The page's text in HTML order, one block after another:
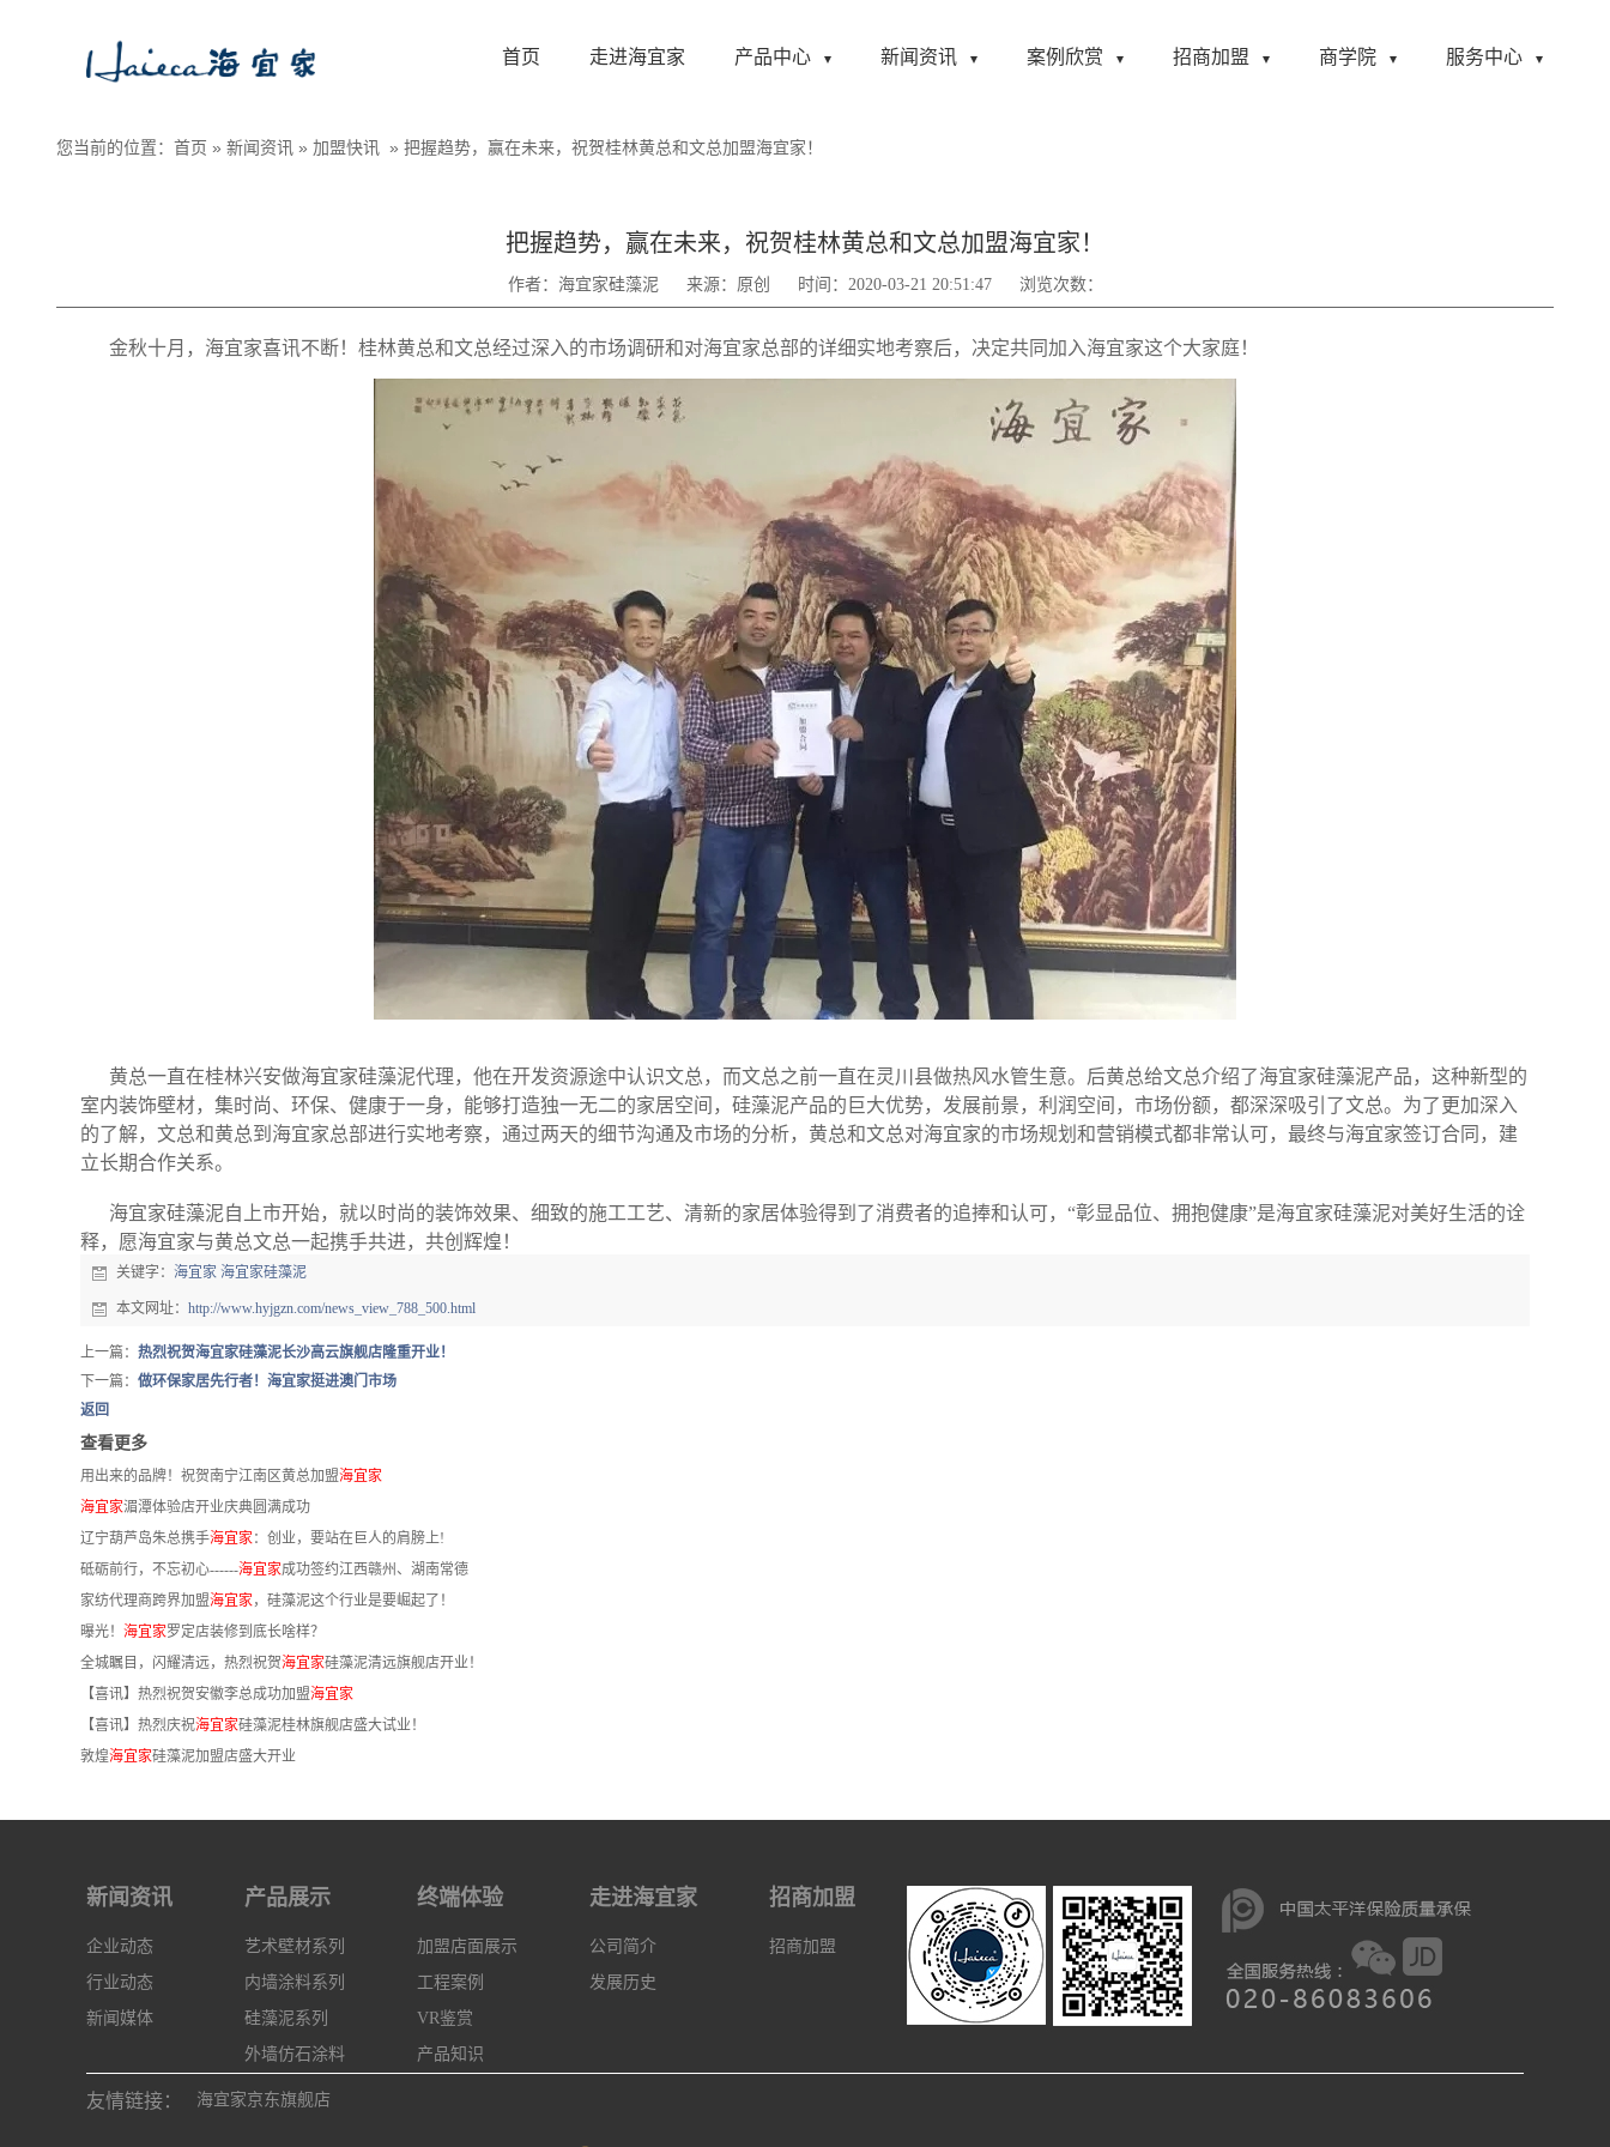
首页 走进海宜家 产品中心 新闻资讯 案例欣赏 招商加盟 商学院 服务中心
您当前的位置： 首页 » 新闻资讯 » 加盟快讯 » 把握趋势，赢在未来，祝贺桂林黄总和文总加盟海宜家！
把握趋势，赢在未来，祝贺桂林黄总和文总加盟海宜家！
作者：海宜家硅藻泥 来源：原创 时间：2020-03-21 20:51:47 浏览次数：
金秋十月，海宜家喜讯不断！桂林黄总和文总经过深入的市场调研和对海宜家总部的详细实地考察后，决定共同加入海宜家这个大家庭！
黄总一直在桂林兴安做海宜家硅藻泥代理，他在开发资源途中认识文总，而文总之前一直在灵川县做热风水管生意。后黄总给文总介绍了海宜家硅藻泥产品，这种新型的
室内装饰壁材，集时尚、环保、健康于一身，能够打造独一无二的家居空间，硅藻泥产品的巨大优势，发展前景，利润空间，市场份额，都深深吸引了文总。为了更加深入
的了解，文总和黄总到海宜家总部进行实地考察，通过两天的细节沟通及市场的分析，黄总和文总对海宜家的市场规划和营销模式都非常认可，最终与海宜家签订合同，建
立长期合作关系。
海宜家硅藻泥自上市开始，就以时尚的装饰效果、细致的施工工艺、清新的家居体验得到了消费者的追捧和认可， “彰显品位、拥抱健康”是海宜家硅藻泥对美好生活的诠
释，愿海宜家与黄总文总一起携手共进，共创辉煌！
关键字： 海宜家 海宜家硅藻泥
本文网址： http://www.hyjgzn.com/news_view_788_500.html
上一篇： 热烈祝贺海宜家硅藻泥长沙高云旗舰店隆重开业！
下一篇： 做环保家居先行者！海宜家挺进澳门市场
返回
查看更多
用出来的品牌！祝贺南宁江南区黄总加盟海宜家
海宜家湄潭体验店开业庆典圆满成功
辽宁葫芦岛朱总携手海宜家：创业，要站在巨人的肩膀上!
砥砺前行，不忘初心------海宜家成功签约江西赣州、湖南常德
家纺代理商跨界加盟海宜家，硅藻泥这个行业是要崛起了！
曝光！ 海宜家罗定店装修到底长啥样？
全城瞩目，闪耀清远，热烈祝贺海宜家硅藻泥清远旗舰店开业！
【喜讯】热烈祝贺安徽李总成功加盟海宜家
【喜讯】热烈庆祝海宜家硅藻泥桂林旗舰店盛大试业！
敦煌海宜家硅藻泥加盟店盛大开业
新闻资讯
企业动态
行业动态
新闻媒体
产品展示
艺术壁材系列
内墙涂料系列
硅藻泥系列
外墙仿石涂料
终端体验
加盟店面展示
工程案例
VR鉴赏
产品知识
走进海宜家
公司简介
发展历史
招商加盟
招商加盟
友情链接： 海宜家京东旗舰店